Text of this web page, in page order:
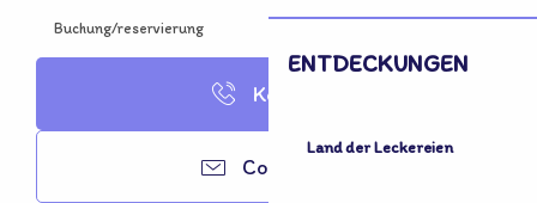
ENTDECKUNGEN
Land der Leckereien
Buchung/reservierung
Kontakt
Contacter